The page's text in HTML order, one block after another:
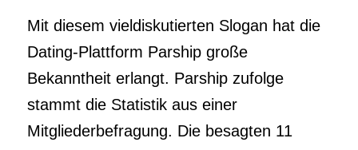
Mit diesem vieldiskutierten Slogan hat die
Dating-Plattform Parship große
Bekanntheit erlangt. Parship zufolge
stammt die Statistik aus einer
Mitgliederbefragung. Die besagten 11